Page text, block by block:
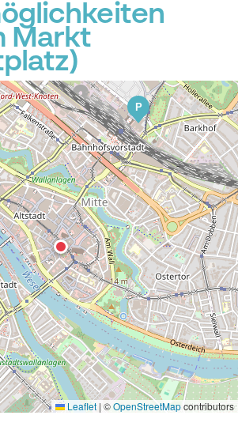
Markt
P
Leaflet | ©OpenStreetMapcontributors